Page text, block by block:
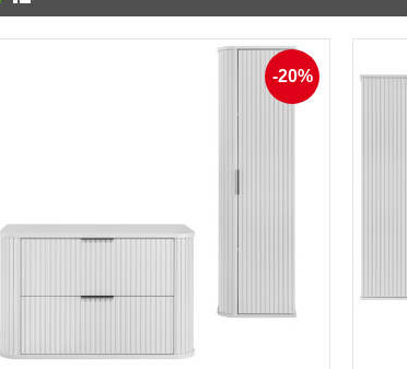
kúpeľňová skrinka,
o kúpeľňový nábytok je jednoduchá a
handričkou a používať jemné čistiace
vetranie v miestnosti. Vylepšite svoju kúpeľňu
-20%